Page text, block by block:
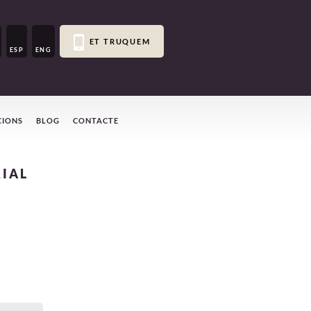
ESP ENG
ET TRUQUEM
BLOG CONTACTE